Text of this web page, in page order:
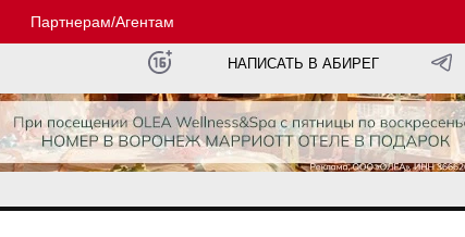
Партнерам/Агентам
НАПИСАТЬ В АБИРЕГ